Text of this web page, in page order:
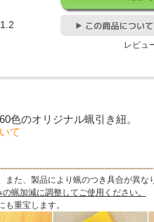
レビュ
色のオリジナル蝋引き紐。
て
た、製品により蝋のつき具合が異な
蝋加減に調整してご使用ください。
重宝します。